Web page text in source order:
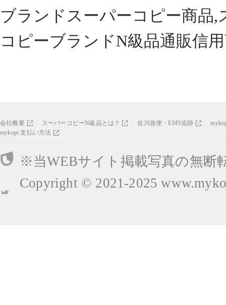
ブランドスーパーコピー商品
コピーブランドN級品通販信
会社概要 スーパーコピーN級品とは？ 佐川急便・EMS追跡
mykopi 支払い方法
※当WEBサイト掲載写真の無断
Copyright © 2021-2025